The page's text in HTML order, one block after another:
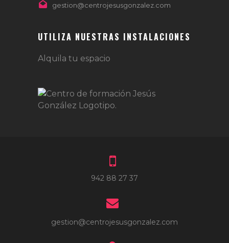
gestion@centrojesusgonzalez.com
UTILIZA NUESTRAS INSTALACIONES
Alquila tu espacio
942 88 27 37
gestion@centrojesusgonzalez.com